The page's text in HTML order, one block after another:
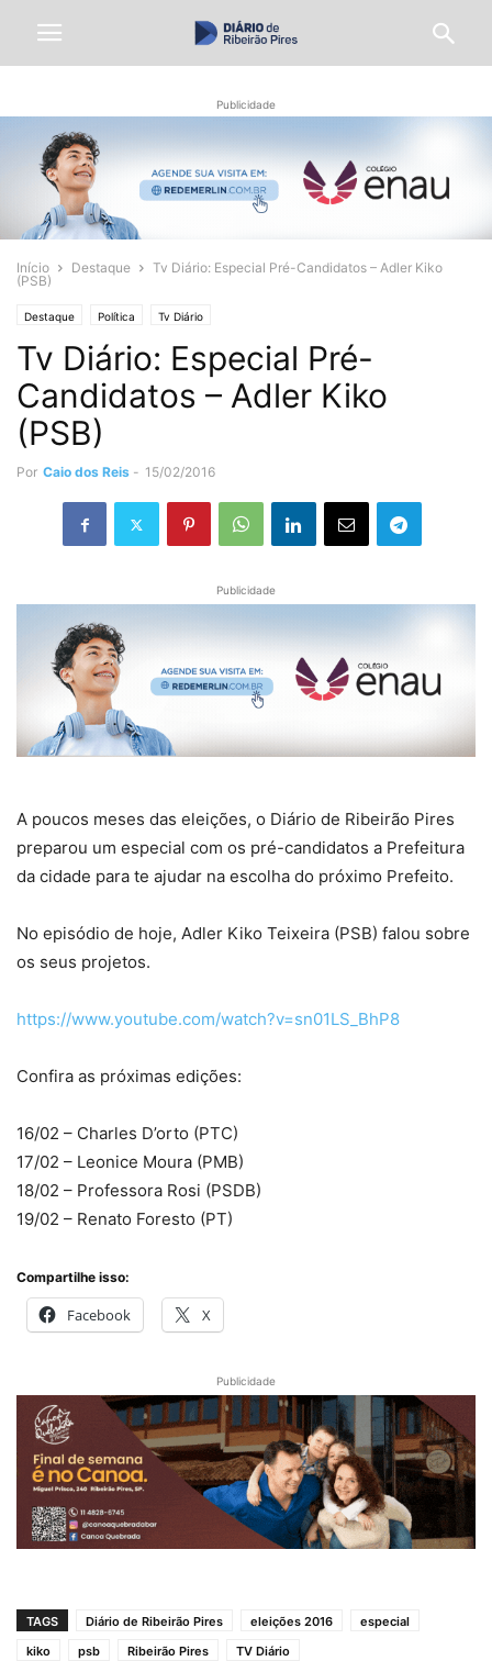
Publicidade
Início Destaque
Tv Diário: Especial Pré-Candidatos – Adler Kiko
(PSB)
Destaque Política Tv Diário
Tv Diário: Especial Pré-
Candidatos – Adler Kiko
(PSB)
Por Caio dos Reis - 15/02/2016
Publicidade
A poucos meses das eleições, o Diário de Ribeirão Pires
preparou um especial com os pré-candidatos a Prefeitura
da cidade para te ajudar na escolha do próximo Prefeito.
No episódio de hoje, Adler Kiko Teixeira (PSB) falou sobre
os seus projetos.
https://www.youtube.com/watch?v=sn01LS_BhP8
Confira as próximas edições:
16/02 – Charles D’orto (PTC)
17/02 – Leonice Moura (PMB)
18/02 – Professora Rosi (PSDB)
19/02 – Renato Foresto (PT)
Compartilhe isso:
Facebook X
Publicidade
TAGS Diário de Ribeirão Pires eleições 2016
especial
kiko
psb Ribeirão Pires TV Diário